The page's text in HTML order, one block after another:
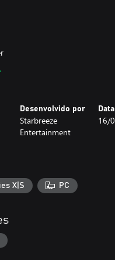
Fear & Greed está incluído
Desenvolvido por
Starbreeze
Entertainment
16/
X|S PC